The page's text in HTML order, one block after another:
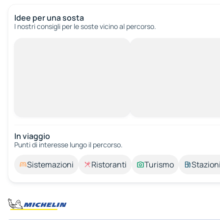
Idee per una sosta
I nostri consigli per le soste vicino al percorso.
In viaggio
Punti di interesse lungo il percorso.
Sistemazioni Ristoranti Turismo